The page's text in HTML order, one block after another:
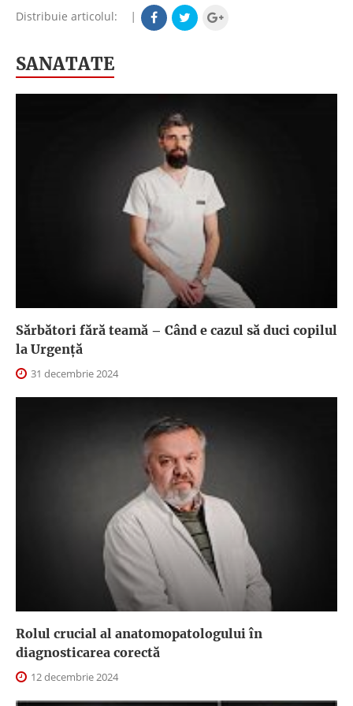
Distribuie articolul: |
SANATATE
Sărbători fără teamă – Când e cazul să duci copilul
la Urgență
31 decembrie 2024
Rolul crucial al anatomopatologului în
diagnosticarea corectă
12 decembrie 2024